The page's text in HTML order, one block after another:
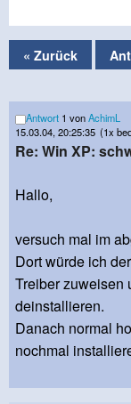
« Zurück
Antwort 1 vonAchimL
15.03.04, 20:25:35 (1x
Re: Win XP:
Hallo,
versuch mal im
Dort würde ich
Treiber zuweisen
deinstallieren.
Danach normal
nochmal